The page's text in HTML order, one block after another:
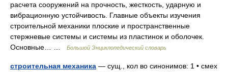
расчета сооружений на прочность, жесткость, ударную и
вибрационную устойчивость. Главные объекты изучения
строительной механики плоские и пространственные
стержневые системы и системы из пластинок и оболочек.
Основные… …
Большой Энциклопедический словарь
строительная механика — сущ., кол во синонимов: 1 • смех